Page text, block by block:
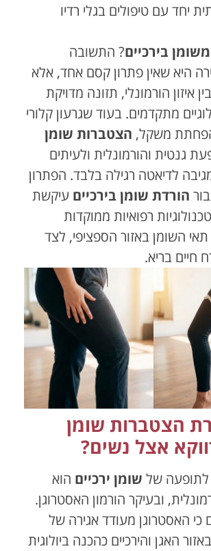
יחד עם טיפולים בגלי רדיו
בירכיים? התשובה
היא שאין פתרון קסם אחד, אלא
איזון הורמונלי, תזונה מדויקת
מתקדמים. בעוד שגרעון קלורי
משקל,הצטברות שומן
גנטית והורמונלית ולעיתים
לדיאטה רגילה בלבד. הפתרון
הורדת שומן בירכייםעיקשת
רפואיות ממוקדות
השומן באזור הספציפי, לצד
חיים בריא.
הצטברות שומן
אצל נשים?
לתופעה שלשומן ירכייםהוא
ובעיקר הורמון האסטרוגן.
האסטרוגן מעודד אגירה של
האגן והירכיים כהכנה ביולוגית